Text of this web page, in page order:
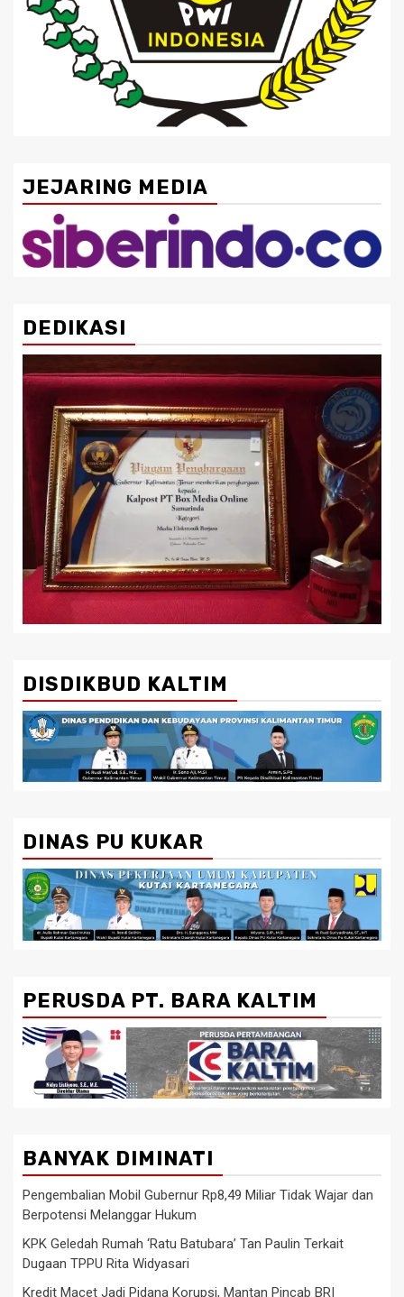
JEJARING MEDIA
DEDIKASI
DISDIKBUD KALTIM
DINAS PU KUKAR
PERUSDA PT. BARA KALTIM
BANYAK DIMINATI
Pengembalian Mobil Gubernur Rp8,49 Miliar Tidak Wajar dan
Berpotensi Melanggar Hukum
KPK Geledah Rumah ‘Ratu Batubara’ Tan Paulin Terkait
Dugaan TPPU Rita Widyasari
Kredit Macet Jadi Pidana Korupsi, Mantan Pincab BRI